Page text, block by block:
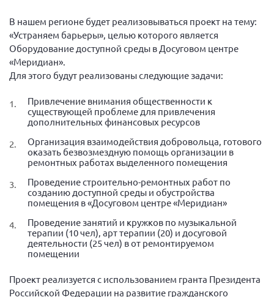
Конференция ОООИБРС 2026
Конференция ОООИБРС 2025
Экспертный совет ОООИБРС 2025
Конференция ОООИБРС 2023
Конференция ОООИБРС 2022
Конференция ОООИБРС 2021
Конференция ВСЭ 2021
Конференция ОООИБРС 2020
Документы съездов
Первый съезд
Второй съезд
Третий съезд
Четвертый съезд
В нашем регионе будет реализовываться проект на тему:
«Устраняем барьеры», целью которого является
Оборудование доступной среды в Досуговом центре
«Меридиан».
Для этого будут реализованы следующие задачи:
Привлечение внимания общественности к
существующей проблеме для привлечения
дополнительных финансовых ресурсов
Организация взаимодействия добровольца, готового
оказать безвозмездную помощь организации в
ремонтных работах выделенного помещения
Проведение строительно-ремонтных работ по
созданию доступной среды и обустройства
помещения в «Досуговом центре «Меридиан»
Проведение занятий и кружков по музыкальной
терапии (10 чел), арт терапии (20) и досуговой
деятельности (25 чел) в от ремонтируемом
помещении
Проект реализуется с использованием гранта Президента
Российской Федерации на развитие гражданского